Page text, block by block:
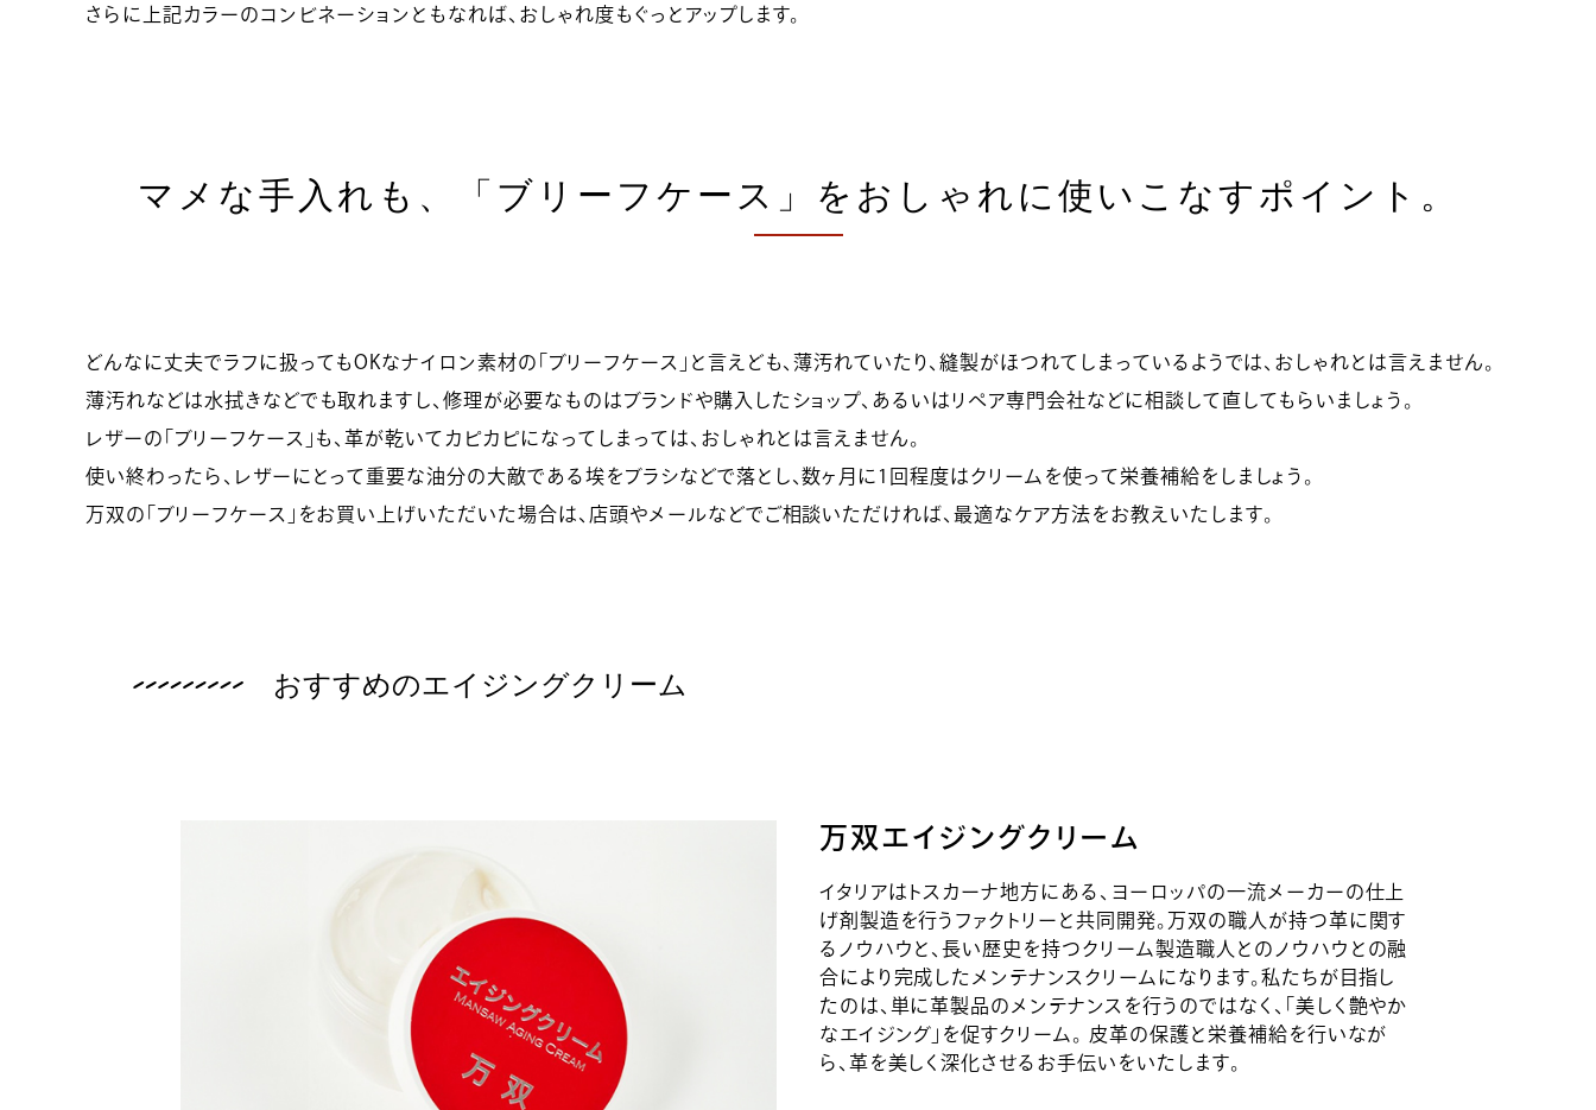
さらに上記カラーのコンビネーションともなれば、おしゃれ度もぐっとアップします。
マメな手入れも、「ブリーフケース」をおしゃれに使いこなすポイント。
どんなに丈夫でラフに扱ってもOKなナイロン素材の「ブリーフケース」と言えども、薄汚れていたり、縫製がほつれてしまっているようでは、おしゃれとは言えません。
薄汚れなどは水拭きなどでも取れますし、修理が必要なものはブランドや購入したショップ、あるいはリペア専門会社などに相談して直してもらいましょう。
レザーの「ブリーフケース」も、革が乾いてカピカピになってしまっては、おしゃれとは言えません。
使い終わったら、レザーにとって重要な油分の大敵である埃をブラシなどで落とし、数ヶ月に1回程度はクリームを使って栄養補給をしましょう。
万双の「ブリーフケース」をお買い上げいただいた場合は、店頭やメールなどでご相談いただければ、最適なケア方法をお教えいたします。
おすすめのエイジングクリーム
万双エイジングクリーム
イタリアはトスカーナ地方にある、ヨーロッパの一流メーカーの仕上
げ剤製造を行うファクトリーと共同開発。万双の職人が持つ革に関す
るノウハウと、長い歴史を持つクリーム製造職人とのノウハウとの融
合により完成したメンテナンスクリームになります。私たちが目指し
たのは、単に革製品のメンテナンスを行うのではなく、「美しく艶やか
なエイジング」を促すクリーム。 皮革の保護と栄養補給を行いなが
ら、革を美しく深化させるお手伝いをいたします。